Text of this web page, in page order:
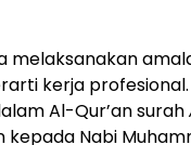
melaksanakan
kerja
Al-Qur’an surah
Nabi